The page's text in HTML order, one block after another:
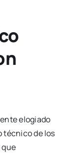
elogiado
técnico de los
que